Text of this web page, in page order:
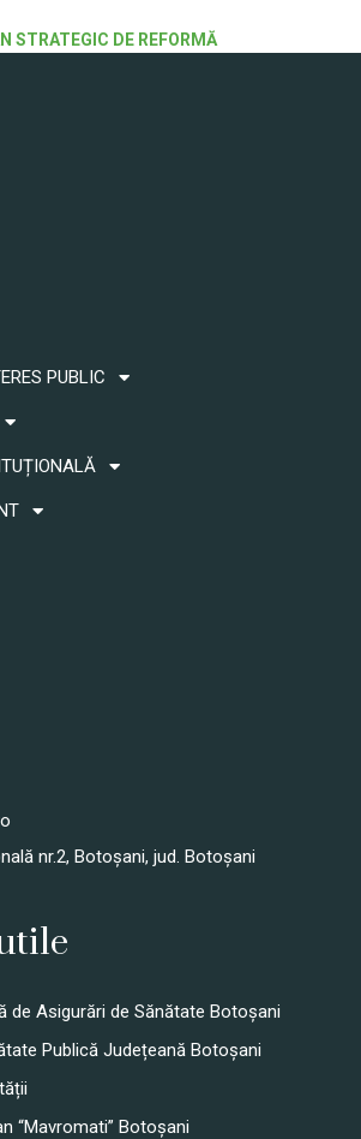
STRATEGIC DE REFORMĂ
PUBLIC
nr.2, Botoșani, jud. Botoșani
de Asigurări de Sănătate Botoșani
Publică Județeană Botoșani
“Mavromati” Botoșani